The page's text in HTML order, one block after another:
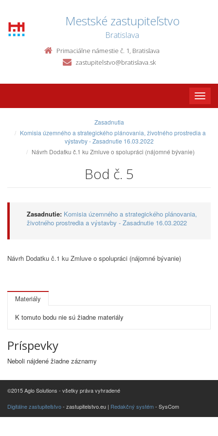
Mestské zastupiteľstvo
Bratislava
Primaciálne námestie č. 1, Bratislava
zastupitelstvo@bratislava.sk
Toggle
Zasadnutia
Komisia územného a strategického plánovania, životného prostredia a
výstavby - Zasadnutie 16.03.2022
Návrh Dodatku č.1 ku Zmluve o spolupráci (nájomné bývanie)
Bod č. 5
Zasadnutie: Komisia územného a strategického plánovania,
životného prostredia a výstavby - Zasadnutie 16.03.2022
Návrh Dodatku č.1 ku Zmluve o spolupráci (nájomné bývanie)
Materiály
K tomuto bodu nie sú žiadne materiály
Príspevky
Neboli nájdené žiadne záznamy
©2015 Aglo Solutions - všetky práva vyhradené
Digitálne zastupiteľstvo- zastupitelstvo.eu | Redakčný systém- SysCom